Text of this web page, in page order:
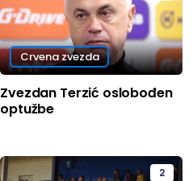
Crvena zvezda
Zvezdan Terzić oslobođen
optužbe
2